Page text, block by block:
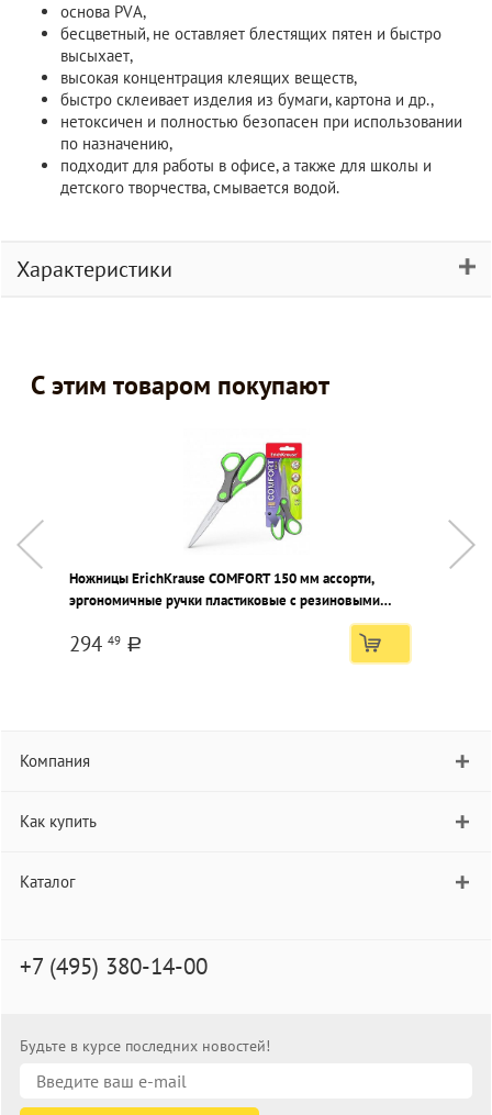
основа PVА,
бесцветный, не оставляет блестящих пятен и быстро
высыхает,
высокая концентрация клеящих веществ,
быстро склеивает изделия из бумаги, картона и др.,
нетоксичен и полностью безопасен при использовании
по назначению,
подходит для работы в офисе, а также для школы и
детского творчества, смывается водой.
Характеристики
С этим товаром покупают
Ножницы ErichKrause COMFORT 150 мм ассорти,
эргономичные ручки пластиковые с резиновыми
294 49 a
Компания
Как купить
Каталог
+7 (495) 380-14-00
Будьте в курсе последних новостей!